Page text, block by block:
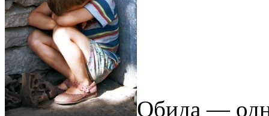
Обида —